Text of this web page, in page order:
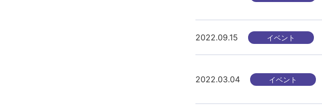
2022.09.15 イベント
2022.03.04 イベント